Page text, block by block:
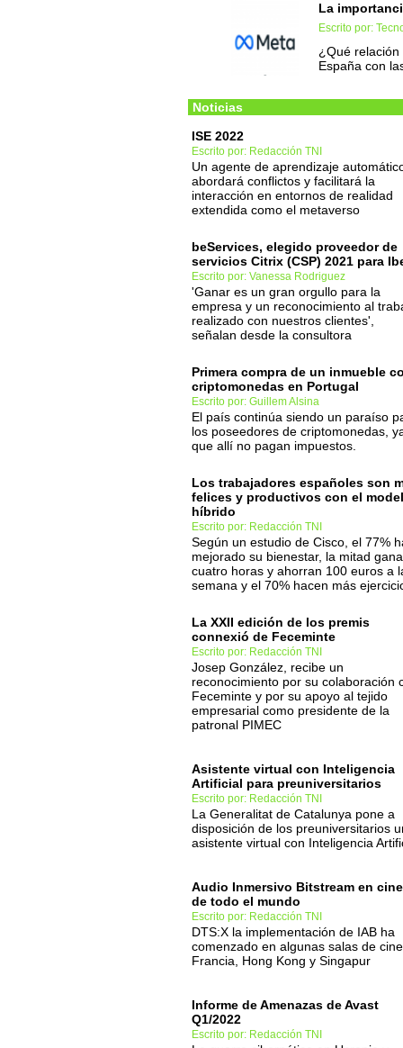
La
Escrito por:
¿Qué
España con
Noticias
ISE 2022
Escrito por: Redacción TNI
Un agente de aprendizaje
abordará conflictos y facilitará la
interacción en entornos de realidad
extendida como el metaverso
beServices, elegido proveedor de
servicios Citrix (CSP) 2021 para
Escrito por: Vanessa Rodriguez
'Ganar es un gran orgullo para la
empresa y un reconocimiento al
realizado con nuestros clientes',
señalan desde la consultora
Primera compra de un inmueble
criptomonedas en Portugal
Escrito por: Guillem Alsina
El país continúa siendo un paraíso
los poseedores de criptomonedas,
que allí no pagan impuestos.
Los trabajadores españoles son
felices y productivos con el
híbrido
Escrito por: Redacción TNI
Según un estudio de Cisco, el 77%
mejorado su bienestar, la mitad
cuatro horas y ahorran 100 euros a
semana y el 70% hacen más
La XXII edición de los premis
connexió de Feceminte
Escrito por: Redacción TNI
Josep González, recibe un
reconocimiento por su colaboración
Feceminte y por su apoyo al tejido
empresarial como presidente de la
patronal PIMEC
Asistente virtual con Inteligencia
Artificial para preuniversitarios
Escrito por: Redacción TNI
La Generalitat de Catalunya pone a
disposición de los preuniversitarios
asistente virtual con Inteligencia
Audio Inmersivo Bitstream en
de todo el mundo
Escrito por: Redacción TNI
DTS:X la implementación de IAB ha
comenzado en algunas salas de
Francia, Hong Kong y Singapur
Informe de Amenazas de Avast
Q1/2022
Escrito por: Redacción TNI